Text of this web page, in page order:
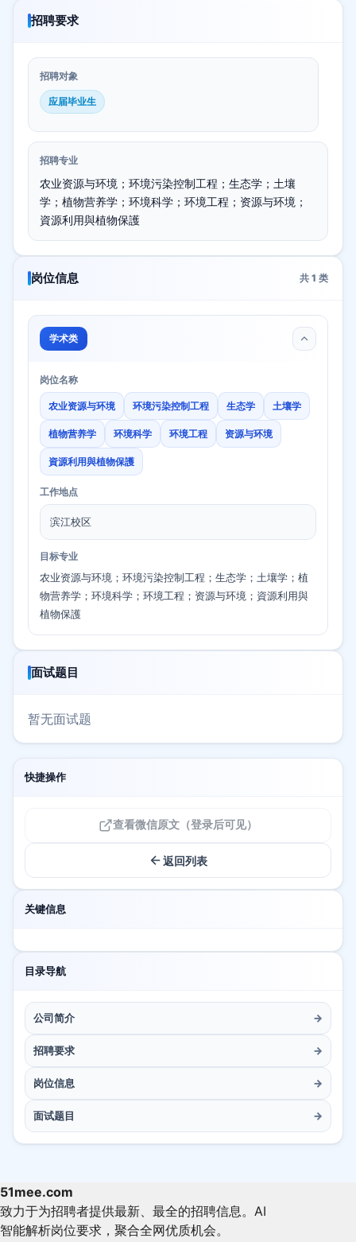
招聘要求
招聘对象
应届毕业生
招聘专业
农业资源与环境；环境污染控制工程；生态学；土壤
学；植物营养学；环境科学；环境工程；资源与环境；
資源利用與植物保護
岗位信息 共 1 类
学术类
岗位名称
农业资源与环境 环境污染控制工程 生态学 土壤学
植物营养学 环境科学 环境工程 资源与环境
資源利用與植物保護
工作地点
滨江校区
目标专业
农业资源与环境；环境污染控制工程；生态学；土壤学；植
物营养学；环境科学；环境工程；资源与环境；資源利用與
植物保護
面试题目
暂无面试题
快捷操作
查看微信原文（登录后可见）
返回列表
关键信息
目录导航
公司简介 →
招聘要求 →
岗位信息 →
面试题目 →
51mee.com
致力于为招聘者提供最新、最全的招聘信息。AI
智能解析岗位要求，聚合全网优质机会。